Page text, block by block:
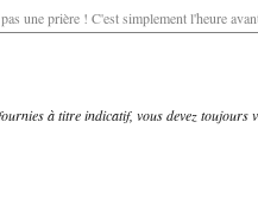
une prière ! C'est simplement l'heure
à titre indicatif, vous devez toujours